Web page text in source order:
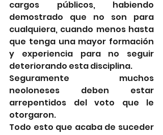
cargos públicos, habiendo
demostrado que no son para
cualquiera, cuando menos hasta
que tenga una mayor formación
y experiencia para no seguir
deteriorando esta disciplina.
Seguramente muchos
neoloneses deben estar
arrepentidos del voto que le
otorgaron.
Todo esto que acaba de suceder